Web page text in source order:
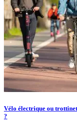
Vélo électrique ou
?